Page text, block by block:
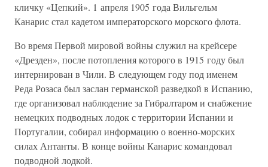
кличку «Цепкий». 1 апреля 1905 года Вильгельм
Канарис стал кадетом императорского морского флота.
Во время Первой мировой войны служил на крейсере
«Дрезден», после потопления которого в 1915 году был
интернирован в Чили. В следующем году под именем
Реда Розаса был заслан германской разведкой в Испанию,
где организовал наблюдение за Гибралтаром и снабжение
немецких подводных лодок с территории Испании и
Португалии, собирал информацию о военно-морских
силах Антанты. В конце войны Канарис командовал
подводной лодкой.